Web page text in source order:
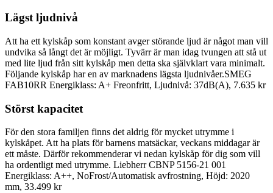
Lägst ljudnivå
Att ha ett kylskåp som konstant avger störande ljud är något man vill
undvika så långt det är möjligt. Tyvärr är man idag tvungen att stå ut
med lite ljud från sitt kylskåp men detta ska självklart vara minimalt.
Följande kylskåp har en av marknadens lägsta ljudnivåer.SMEG
FAB10RR Energiklass: A+ Freonfritt, Ljudnivå: 37dB(A), 7.635 kr
Störst kapacitet
För den stora familjen finns det aldrig för mycket utrymme i
kylskåpet. Att ha plats för barnens matsäckar, veckans middagar är
ett måste. Därför rekommenderar vi nedan kylskåp för dig som vill
ha ordentligt med utrymme. Liebherr CBNP 5156-21 001
Energiklass: A++, NoFrost/Automatisk avfrostning, Höjd: 2020
mm, 33.499 kr